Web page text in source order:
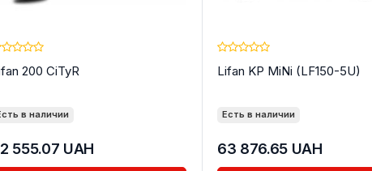
200 CiTyR
в наличии
555.07 UAH
Lifan KP MiNi (LF150-5U)
Есть в наличии
63 876.65UAH